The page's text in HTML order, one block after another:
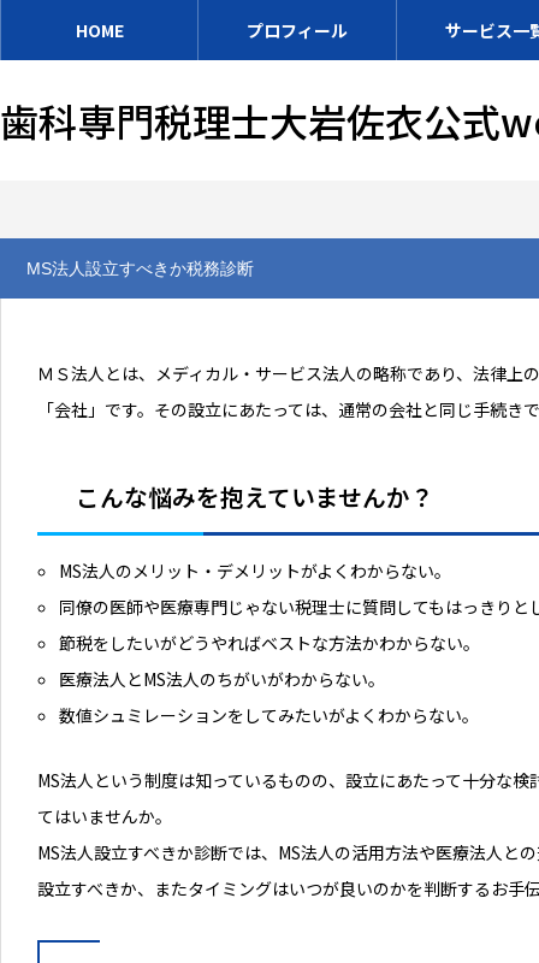
HOME プロフィール サービス一
歯科専門税理士大岩佐衣公式
MS法人設立すべきか税務診断
ＭＳ法人とは、メディカル・サービス法人の略称であり、法律上
「会社」です。その設立にあたっては、通常の会社と同じ手続き
こんな悩みを抱えていませんか？
MS法人のメリット・デメリットがよくわからない。
同僚の医師や医療専門じゃない税理士に質問してもはっきりと
節税をしたいがどうやればベストな方法かわからない。
医療法人とMS法人のちがいがわからない。
数値シュミレーションをしてみたいがよくわからない。
MS法人という制度は知っているものの、設立にあたって十分な
てはいませんか。
MS法人設立すべきか診断では、MS法人の活用方法や医療法人と
設立すべきか、またタイミングはいつが良いのかを判断するお手